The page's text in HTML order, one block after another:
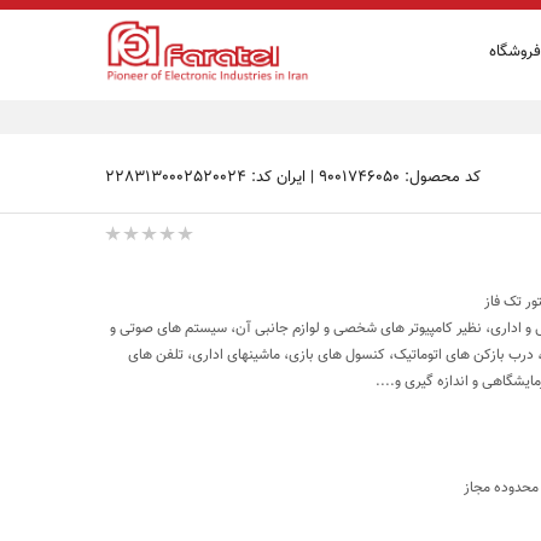
فروشگاه
کد محصول: 9001746050 | ایران کد: 2283130002520024
تک فاز
اداری، نظیر کامپیوتر های شخصی و لوازم جانبی آن، سیستم های صوتی و
بازکن های اتوماتیک، کنسول های بازی، ماشینهای اداری، تلفن های
و اندازه گیری و....
مجاز